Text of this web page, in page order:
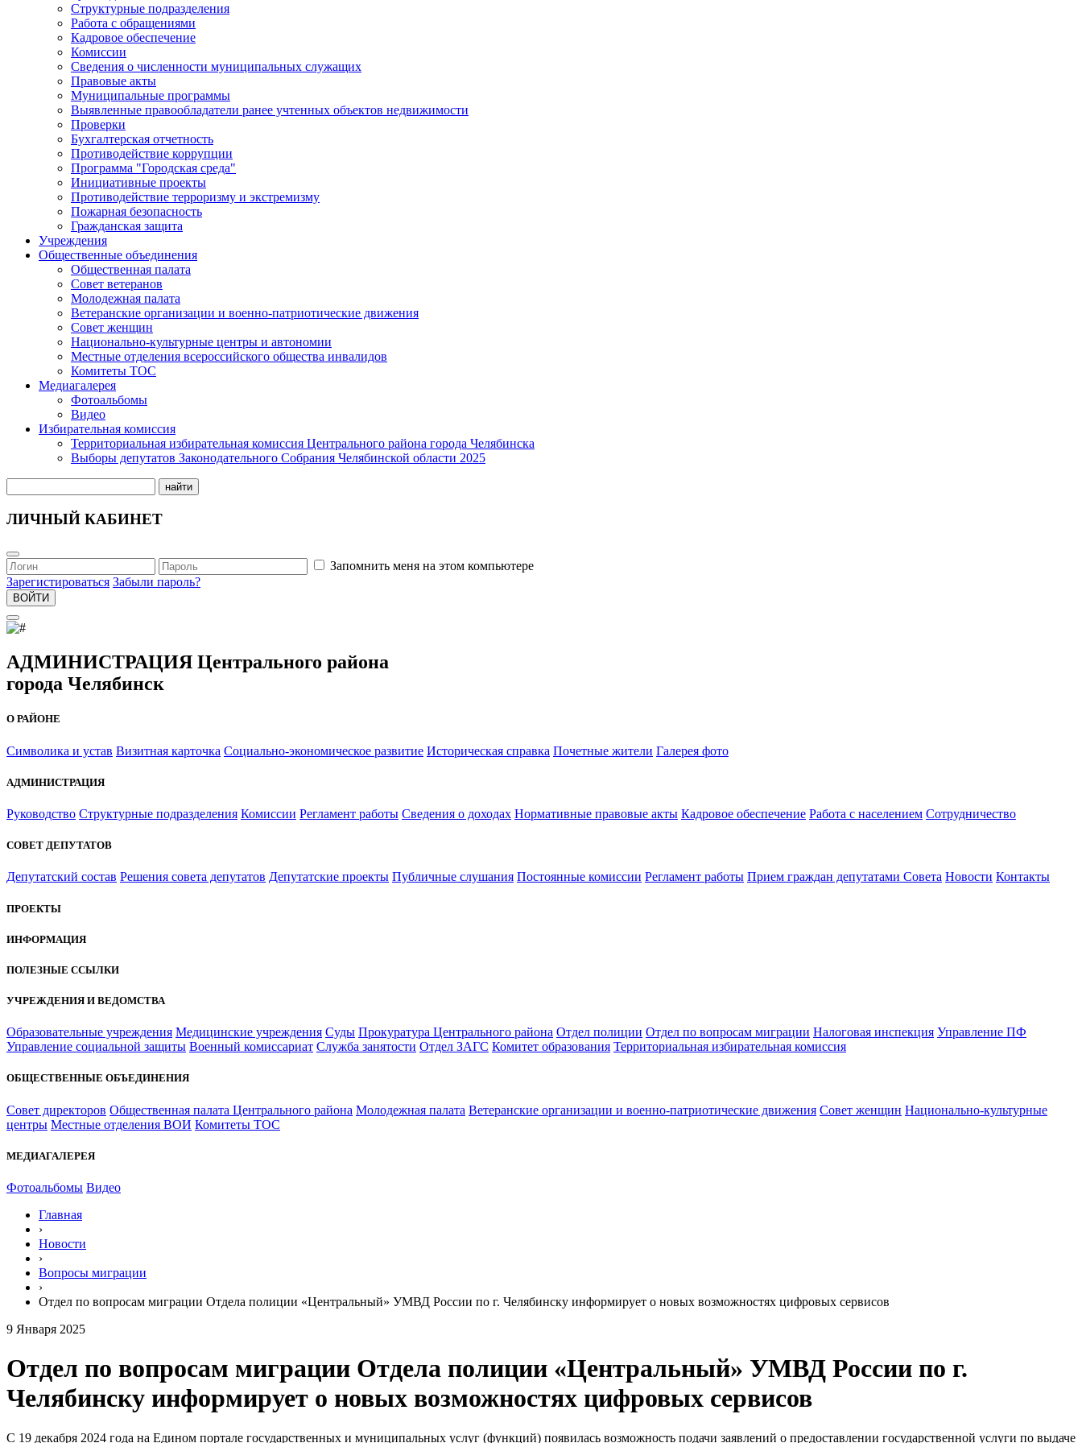
Структурные подразделения
Работа с обращениями
Кадровое обеспечение
Комиссии
Сведения о численности муниципальных служащих
Правовые акты
Муниципальные программы
Выявленные правообладатели ранее учтенных объектов недвижимости
Проверки
Бухгалтерская отчетность
Противодействие коррупции
Программа "Городская среда"
Инициативные проекты
Противодействие терроризму и экстремизму
Пожарная безопасность
Гражданская защита
Учреждения
Общественные объединения
Общественная палата
Совет ветеранов
Молодежная палата
Ветеранские организации и военно-патриотические движения
Совет женщин
Национально-культурные центры и автономии
Местные отделения всероссийского общества инвалидов
Комитеты ТОС
Медиагалерея
Фотоальбомы
Видео
Избирательная комиссия
Территориальная избирательная комиссия Центрального района города Челябинска
Выборы депутатов Законодательного Собрания Челябинской области 2025
найти
ЛИЧНЫЙ КАБИНЕТ
Запомнить меня на этом компьютере
Зарегистироваться Забыли пароль?
ВОЙТИ
АДМИНИСТРАЦИЯ Центрального района
города Челябинск
О РАЙОНЕ
Символика и устав Визитная карточка Социально-экономическое развитие Историческая справка Почетные жители Галерея фото
АДМИНИСТРАЦИЯ
Руководство Структурные подразделения Комиссии Регламент работы Сведения о доходах Нормативные правовые акты Кадровое обеспечение Работа с населением Сотрудничество
СОВЕТ ДЕПУТАТОВ
Депутатский состав Решения совета депутатов Депутатские проекты Публичные слушания Постоянные комиссии Регламент работы Прием граждан депутатами Совета Новости Контакты
ПРОЕКТЫ
ИНФОРМАЦИЯ
ПОЛЕЗНЫЕ ССЫЛКИ
УЧРЕЖДЕНИЯ И ВЕДОМСТВА
Образовательные учреждения Медицинские учреждения Суды Прокуратура Центрального района Отдел полиции Отдел по вопросам миграции Налоговая инспекция Управление ПФ
Управление социальной защиты Военный комиссариат Служба занятости Отдел ЗАГС Комитет образования Территориальная избирательная комиссия
ОБЩЕСТВЕННЫЕ ОБЪЕДИНЕНИЯ
Совет директоров Общественная палата Центрального района Молодежная палата Ветеранские организации и военно-патриотические движения Совет женщин Национально-культурные
центры Местные отделения ВОИ Комитеты ТОС
МЕДИАГАЛЕРЕЯ
Фотоальбомы Видео
Главная
›
Новости
›
Вопросы миграции
›
Отдел по вопросам миграции Отдела полиции «Центральный» УМВД России по г. Челябинску информирует о новых возможностях цифровых сервисов
9 Января 2025
Отдел по вопросам миграции Отдела полиции «Центральный» УМВД России по г.
Челябинску информирует о новых возможностях цифровых сервисов
С 19 декабря 2024 года на Едином портале государственных и муниципальных услуг (функций) появилась возможность подачи заявлений о предоставлении государственной услуги по выдаче